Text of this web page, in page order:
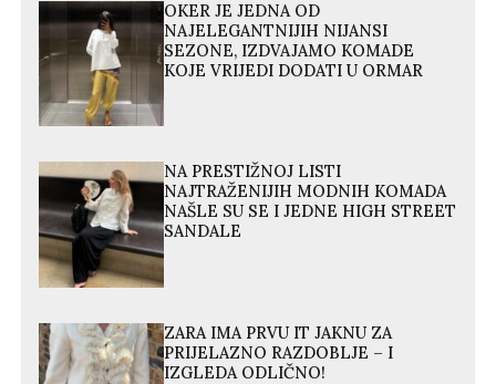
OKER JE JEDNA OD
NAJELEGANTNIJIH NIJANSI
SEZONE, IZDVAJAMO KOMADE
KOJE VRIJEDI DODATI U ORMAR
NA PRESTIŽNOJ LISTI
NAJTRAŽENIJIH MODNIH KOMADA
NAŠLE SU SE I JEDNE HIGH STREET
SANDALE
ZARA IMA PRVU IT JAKNU ZA
PRIJELAZNO RAZDOBLJE – I
IZGLEDA ODLIČNO!